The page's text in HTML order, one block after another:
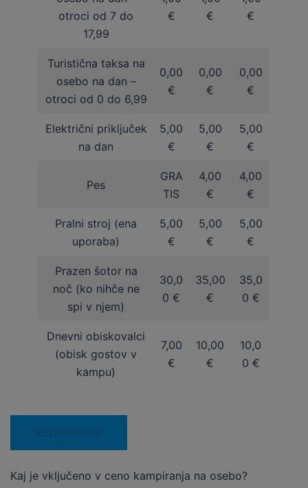
otroci od 7 do
17,99
€
€
€
Turistična taksa na
osebo na dan –
otroci od 0 do 6,99
0,00
€
0,00
€
0,00
€
Električni priključek
na dan
5,00
€
5,00
€
5,00
€
Pes
GRA
TIS
4,00
€
4,00
€
Pralni stroj (ena
uporaba)
5,00
€
5,00
€
5,00
€
Prazen šotor na
noč (ko nihče ne
spi v njem)
30,0
0 €
35,00
€
35,0
0 €
Dnevni obiskovalci
(obisk gostov v
kampu)
7,00
€
10,00
€
10,0
0 €
Kaj je vključeno v ceno kampiranja na osebo?